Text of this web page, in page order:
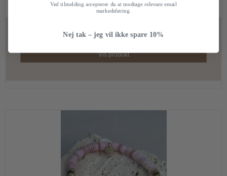
189,00 DKK
Vis produkt
Ved tilmelding accepterer du at modtage relevant email
markedsføring.
Nej tak – jeg vil ikke spare 10%